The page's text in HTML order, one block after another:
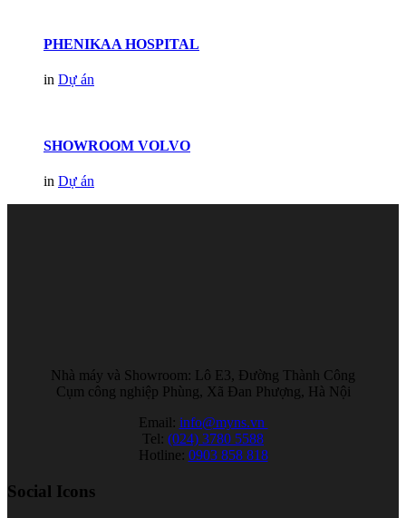
PHENIKAA HOSPITAL
in Dự án
SHOWROOM VOLVO
in Dự án
Nhà máy và Showroom: Lô E3, Đường Thành Công
Cụm công nghiệp Phùng, Xã Đan Phượng, Hà Nội
Email: info@myns.vn
Tel: (024) 3780 5588
Hotline: 0903 858 818
Social Icons